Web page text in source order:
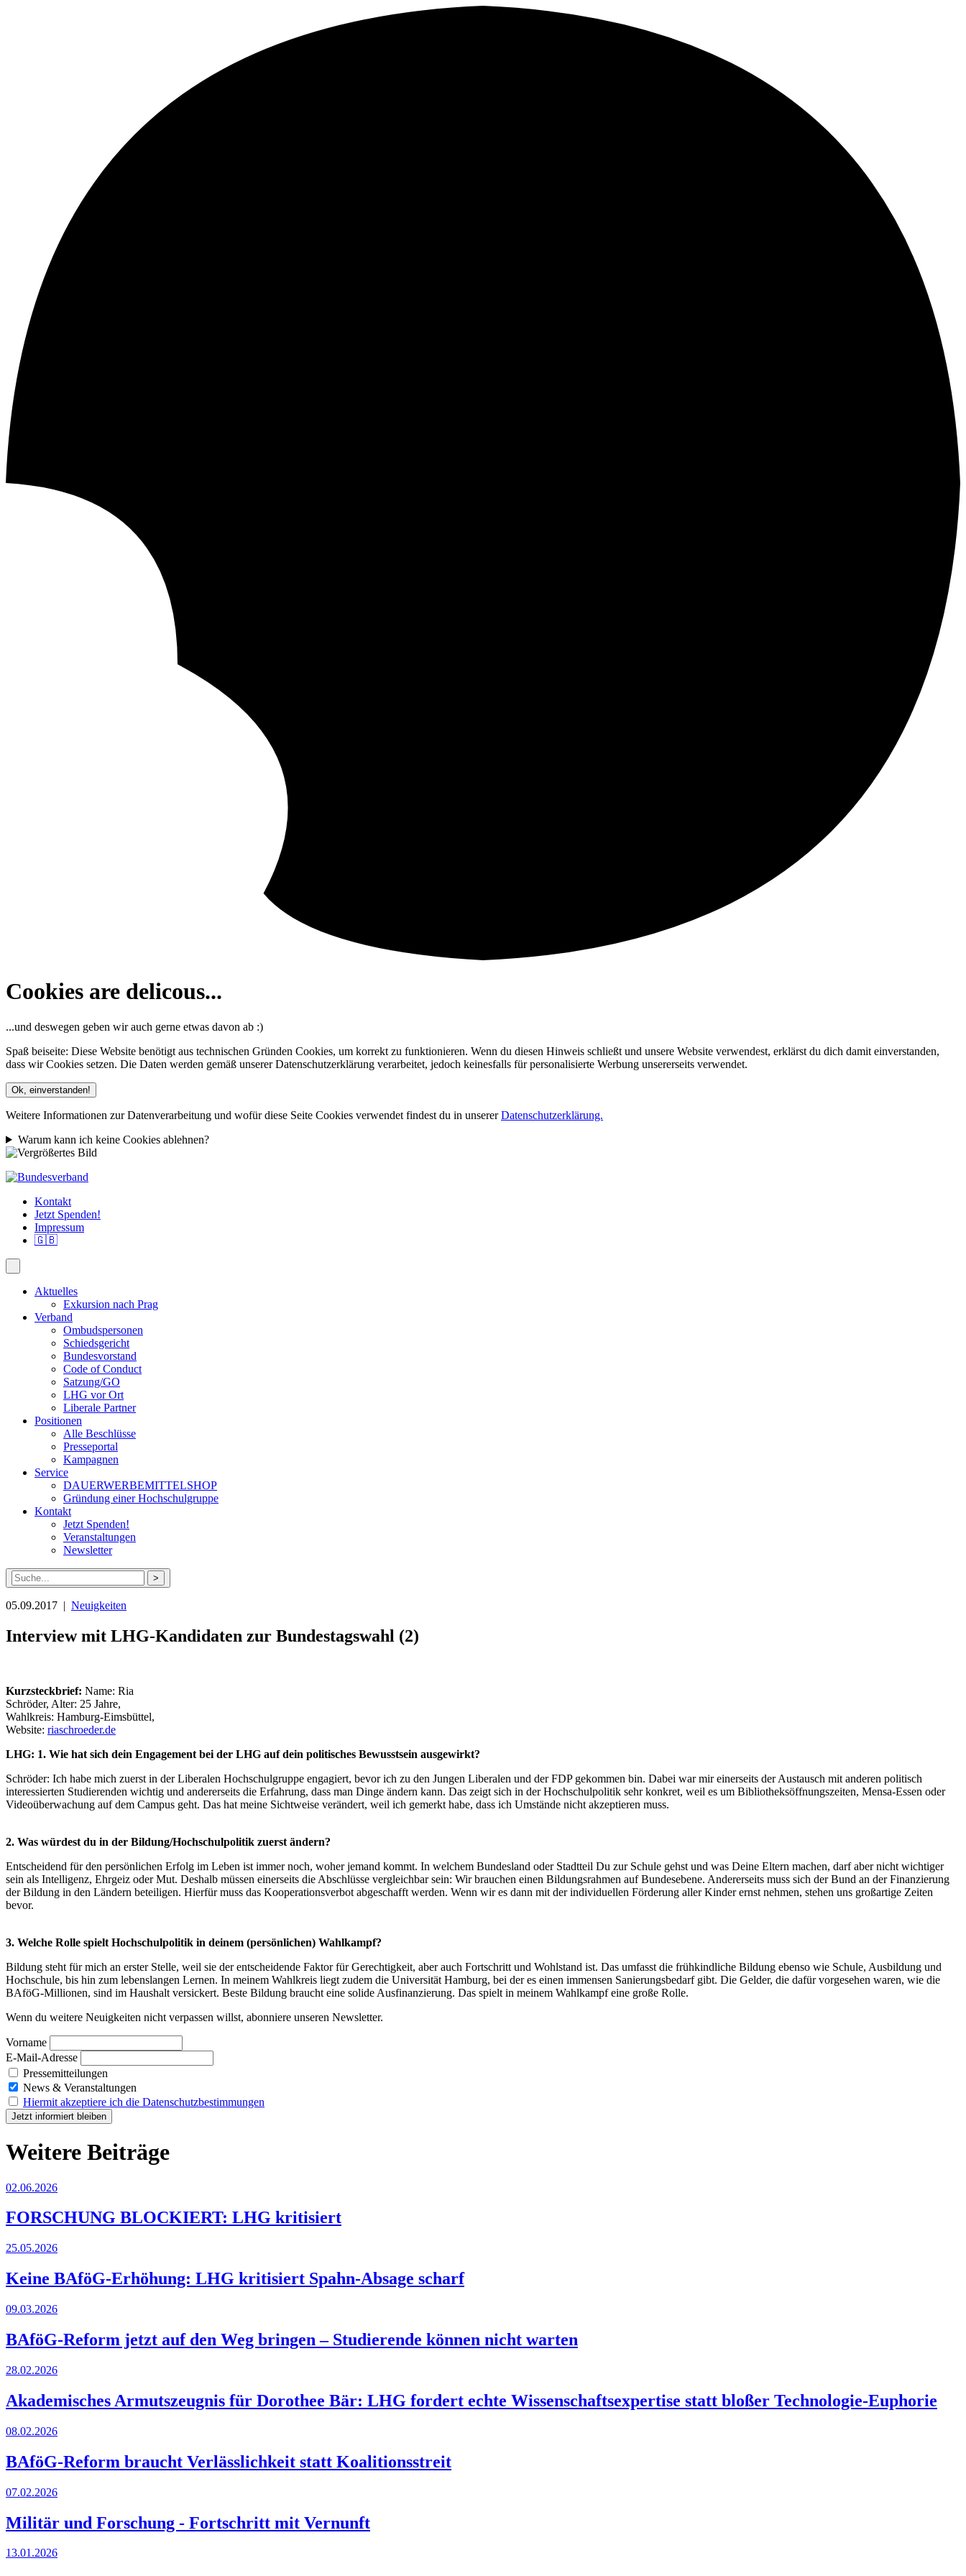
Cookies are delicous...
...und deswegen geben wir auch gerne etwas davon ab :)
Spaß beiseite: Diese Website benötigt aus technischen Gründen Cookies, um korrekt zu funktionieren. Wenn du diesen Hinweis schließt und unsere Website verwendest, erklärst du dich damit einverstanden,
dass wir Cookies setzen. Die Daten werden gemäß unserer Datenschutzerklärung verarbeitet, jedoch keinesfalls für personalisierte Werbung unsererseits verwendet.
Ok, einverstanden!
Weitere Informationen zur Datenverarbeitung und wofür diese Seite Cookies verwendet findest du in unsererDatenschutzerklärung.
Warum kann ich keine Cookies ablehnen?
Kontakt
Jetzt Spenden!
Impressum
🇬🇧
Aktuelles
Exkursion nach Prag
Verband
Ombudspersonen
Schiedsgericht
Bundesvorstand
Code of Conduct
Satzung/GO
LHG vor Ort
Liberale Partner
Positionen
Alle Beschlüsse
Presseportal
Kampagnen
Service
DAUERWERBEMITTELSHOP
Gründung einer Hochschulgruppe
Kontakt
Jetzt Spenden!
Veranstaltungen
Newsletter
Suche
nach:
05.09.2017 | Neuigkeiten
Interview mit LHG-Kandidaten zur Bundestagswahl (2)
Kurzsteckbrief: Name: Ria
Schröder, Alter: 25 Jahre,
Wahlkreis: Hamburg-Eimsbüttel,
Website: riaschroeder.de
LHG: 1. Wie hat sich dein Engagement bei der LHG auf dein politisches Bewusstsein ausgewirkt?
Schröder: Ich habe mich zuerst in der Liberalen Hochschulgruppe engagiert, bevor ich zu den Jungen Liberalen und der FDP gekommen bin. Dabei war mir einerseits der Austausch mit anderen politisch
interessierten Studierenden wichtig und andererseits die Erfahrung, dass man Dinge ändern kann. Das zeigt sich in der Hochschulpolitik sehr konkret, weil es um Bibliotheksöffnungszeiten, Mensa-Essen oder
Videoüberwachung auf dem Campus geht. Das hat meine Sichtweise verändert, weil ich gemerkt habe, dass ich Umstände nicht akzeptieren muss.
2. Was würdest du in der Bildung/Hochschulpolitik zuerst ändern?
Entscheidend für den persönlichen Erfolg im Leben ist immer noch, woher jemand kommt. In welchem Bundesland oder Stadtteil Du zur Schule gehst und was Deine Eltern machen, darf aber nicht wichtiger
sein als Intelligenz, Ehrgeiz oder Mut. Deshalb müssen einerseits die Abschlüsse vergleichbar sein: Wir brauchen einen Bildungsrahmen auf Bundesebene. Andererseits muss sich der Bund an der Finanzierung
der Bildung in den Ländern beteiligen. Hierfür muss das Kooperationsverbot abgeschafft werden. Wenn wir es dann mit der individuellen Förderung aller Kinder ernst nehmen, stehen uns großartige Zeiten
bevor.
3. Welche Rolle spielt Hochschulpolitik in deinem (persönlichen) Wahlkampf?
Bildung steht für mich an erster Stelle, weil sie der entscheidende Faktor für Gerechtigkeit, aber auch Fortschritt und Wohlstand ist. Das umfasst die frühkindliche Bildung ebenso wie Schule, Ausbildung und
Hochschule, bis hin zum lebenslangen Lernen. In meinem Wahlkreis liegt zudem die Universität Hamburg, bei der es einen immensen Sanierungsbedarf gibt. Die Gelder, die dafür vorgesehen waren, wie die
BAföG-Millionen, sind im Haushalt versickert. Beste Bildung braucht eine solide Ausfinanzierung. Das spielt in meinem Wahlkampf eine große Rolle.
Wenn du weitere Neuigkeiten nicht verpassen willst, abonniere unseren Newsletter.
Vorname
E-Mail-Adresse
Pressemitteilungen
News & Veranstaltungen
Hiermit akzeptiere ich die Datenschutzbestimmungen
Weitere Beiträge
02.06.2026
FORSCHUNG BLOCKIERT: LHG kritisiert
25.05.2026
Keine BAföG-Erhöhung: LHG kritisiert Spahn-Absage scharf
09.03.2026
BAföG-Reform jetzt auf den Weg bringen – Studierende können nicht warten
28.02.2026
Akademisches Armutszeugnis für Dorothee Bär: LHG fordert echte Wissenschaftsexpertise statt bloßer Technologie-Euphorie
08.02.2026
BAföG-Reform braucht Verlässlichkeit statt Koalitionsstreit
07.02.2026
Militär und Forschung - Fortschritt mit Vernunft
13.01.2026